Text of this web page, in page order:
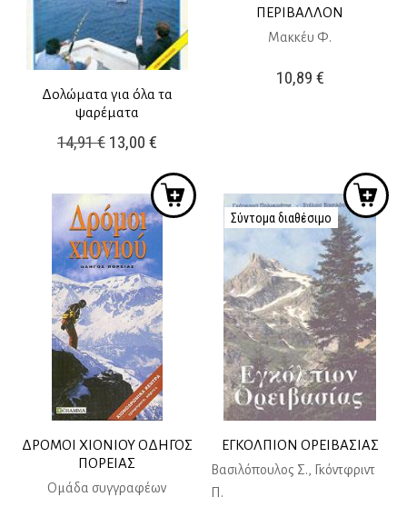
Δολώματα για όλα τα
ψαρέματα
14,91€ Original
was:
14,91 €.
13,00 €Η
τιμή
είναι:
ΠΕΡΙΒΑΛΛΟΝ
Μακκέυ Φ.
10,89 €
ΔΡΟΜΟΙ ΧΙΟΝΙΟΥ ΟΔΗΓΟΣ
ΠΟΡΕΙΑΣ
Ομάδα συγγραφέων
Σύντομα διαθέσιμο
ΕΓΚΟΛΠΙΟΝ ΟΡΕΙΒΑΣΙΑΣ
Βασιλόπουλος Σ., Γκόντφριντ
Π.